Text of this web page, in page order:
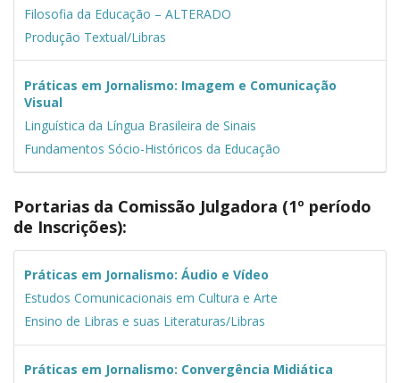
Filosofia da Educação – ALTERADO
Produção Textual/Libras
Práticas em Jornalismo: Imagem e Comunicação
Visual
Linguística da Língua Brasileira de Sinais
Fundamentos Sócio-Históricos da Educação
Portarias da Comissão Julgadora (1º período
de Inscrições):
Práticas em Jornalismo: Áudio e Vídeo
Estudos Comunicacionais em Cultura e Arte
Ensino de Libras e suas Literaturas/Libras
Práticas em Jornalismo: Convergência Midiática